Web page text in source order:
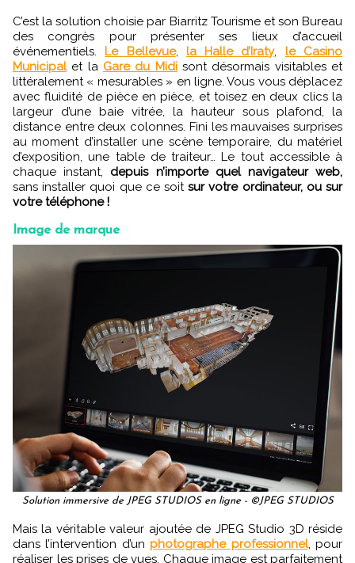
C’est la solution choisie par Biarritz Tourisme et son Bureau
des congrès pour présenter ses lieux d’accueil
événementiels. Le Bellevue, la Halle d’Iraty, le Casino
Municipalet la Gare du Midisont désormais visitables et
littéralement « mesurables » en ligne. Vous vous déplacez
avec fluidité de pièce en pièce, et toisez en deux clics la
largeur d’une baie vitrée, la hauteur sous plafond, la
distance entre deux colonnes. Fini les mauvaises surprises
au moment d’installer une scène temporaire, du matériel
d’exposition, une table de traiteur… Le tout accessible à
chaque instant, depuis n’importe quel navigateur web,
sans installer quoi que ce soitsur votre ordinateur, ou sur
votre téléphone !
Image de marque
Solution immersive de JPEG STUDIOS en ligne - ©JPEG STUDIOS
Mais la véritable valeur ajoutée de JPEG Studio 3D réside
dans l’intervention d’unphotographe professionnel, pour
réaliser les prises de vues. Chaque image est parfaitement